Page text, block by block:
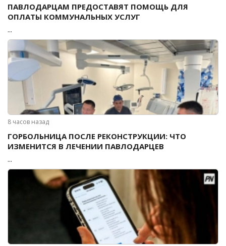
ПАВЛОДАРЦАМ ПРЕДОСТАВЯТ ПОМОЩЬ ДЛЯ
ОПЛАТЫ КОММУНАЛЬНЫХ УСЛУГ
...
8 часов назад
ГОРБОЛЬНИЦА ПОСЛЕ РЕКОНСТРУКЦИИ: ЧТО
ИЗМЕНИТСЯ В ЛЕЧЕНИИ ПАВЛОДАРЦЕВ
...